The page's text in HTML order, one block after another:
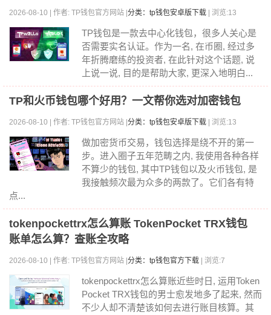
2026-08-10 | 作者: TP钱包官方网站 | 分类：tp钱包安卓版下载 | 浏览:13
TP钱包是一款去中心化钱包，很多人关心是
否需要实名认证。作为一名, 在币圈, 经过多
年折腾磨练的投资者, 在此针对这个话题, 说
上说一说, 目的是帮助大家, 更深入地明白...
TP和火币钱包哪个好用？一文帮你选对加密钱包
2026-08-10 | 作者: TP钱包官方网站 | 分类：tp钱包安卓版下载 | 浏览:13
做加密货币交易，钱包选择是绕不开的第一
步。进入圈子五年范畴之内, 我使用各种各样
不算少的钱包, 其中TP钱包以及火币钱包, 是
我接触频次最为众多的两款了。它们各有特
点...
tokenpockettrx怎么算账 TokenPocket TRX钱包
账单怎么算？查账全攻略
2026-08-10 | 作者: TP钱包官方网站 | 分类：tp钱包官方下载 | 浏览:7
tokenpockettrx怎么算账近些时日, 运用Token
Pocket TRX钱包的男士愈发地多了起来, 然而
不少人却不清楚该如何去进行账目核算。其